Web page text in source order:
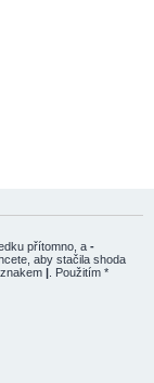
přítomno, a -
aby stačila shoda
| . Použitím *